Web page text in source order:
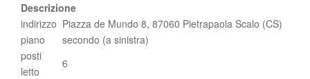
Descrizione
indirizzo Piazza de Mundo 8, 87060 Pietrapaola Scalo (CS)
piano
secondo (a sinistra)
posti
letto
6